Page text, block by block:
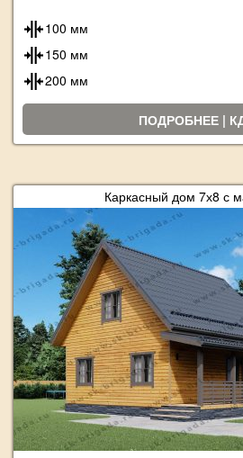
100 мм
150 мм
200 мм
ПОДРОБНЕЕ |
Каркасный дом 7х8 с